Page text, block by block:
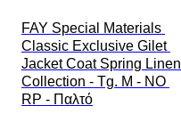
FAY Special Materials
Classic Exclusive Gilet
Jacket Coat Spring Linen
Collection - Tg. M - NO
RP - Παλτό